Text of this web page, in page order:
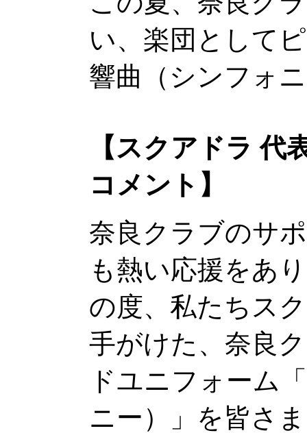
い、楽団として
響曲（シンフォ
【スクアドラ 代
コメント】
奈良クラブのサ
も熱い応援をあ
の度、私たちス
手がけた、奈良
ドユニフォーム
ニー）」を皆さ